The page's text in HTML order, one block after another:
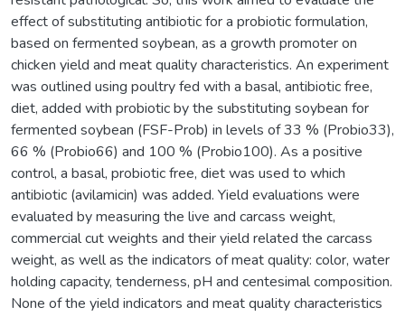
effect of substituting antibiotic for a probiotic formulation,
based on fermented soybean, as a growth promoter on
chicken yield and meat quality characteristics. An experiment
was outlined using poultry fed with a basal, antibiotic free,
diet, added with probiotic by the substituting soybean for
fermented soybean (FSF-Prob) in levels of 33 % (Probio33),
66 % (Probio66) and 100 % (Probio100). As a positive
control, a basal, probiotic free, diet was used to which
antibiotic (avilamicin) was added. Yield evaluations were
evaluated by measuring the live and carcass weight,
commercial cut weights and their yield related the carcass
weight, as well as the indicators of meat quality: color, water
holding capacity, tenderness, pH and centesimal composition.
None of the yield indicators and meat quality characteristics